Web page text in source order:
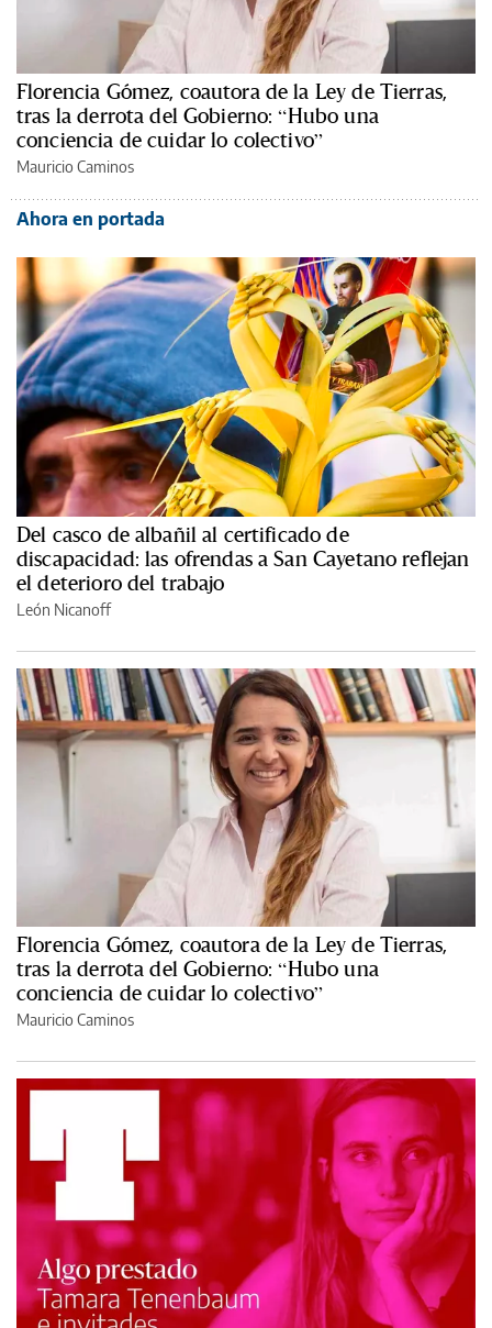
Florencia Gómez, coautora de la Ley de Tierras,
tras la derrota del Gobierno: “Hubo una
conciencia de cuidar lo colectivo”
Mauricio Caminos
Ahora en portada
Del casco de albañil al certificado de
discapacidad: las ofrendas a San Cayetano reflejan
el deterioro del trabajo
León Nicanoff
Florencia Gómez, coautora de la Ley de Tierras,
tras la derrota del Gobierno: “Hubo una
conciencia de cuidar lo colectivo”
Mauricio Caminos